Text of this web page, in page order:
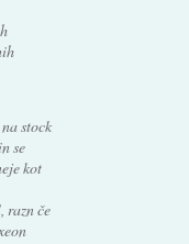
stock
se
kot
razn če